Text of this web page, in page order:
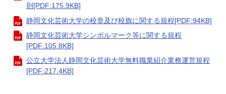
則[PDF:175.9KB]
静岡文化芸術大学の校章及び校旗に関する規程[PDF:94KB]
静岡文化芸術大学シンボルマーク等に関する規程
[PDF:105.8KB]
公立大学法人静岡文化芸術大学無料職業紹介業務運営規程
[PDF:217.4KB]